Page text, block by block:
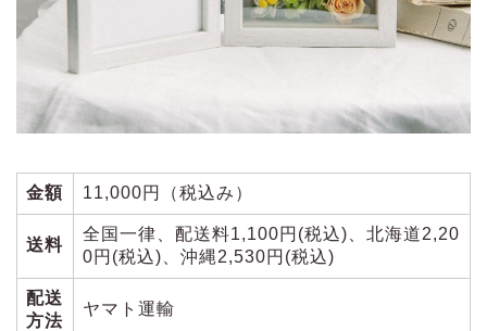
金額 11,000円（税込み）
送料
全国一律、配送料1,100円(税込)、北海道2,20
0円(税込)、沖縄2,530円(税込)
配送
方法
ヤマト運輸